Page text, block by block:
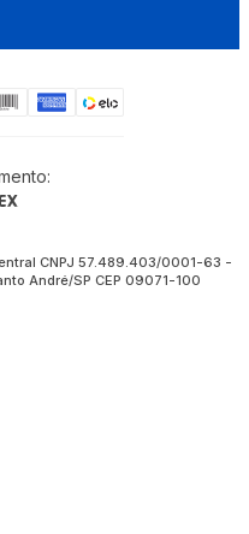
CNPJ 57.489.403/0001-63 -
André/SP CEP 09071-100